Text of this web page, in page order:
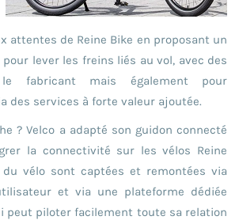
attentes de Reine Bike en proposant un
lever les freins liés au vol, avec des
fabricant mais également pour
des services à forte valeur ajoutée.
? Velco a adapté son guidon connecté
la connectivité sur les vélos Reine
du vélo sont captées et remontées via
et via une plateforme dédiée
peut piloter facilement toute sa relation